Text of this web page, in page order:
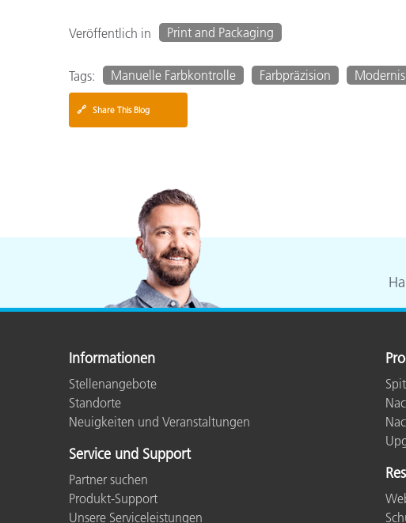
Veröffentlich in Print and Packaging
Tags: Manuelle Farbkontrolle Farbpräzision
🔗 Share This Blog
Informationen
Stellenangebote
Standorte
Neuigkeiten und Veranstaltungen
Service und Support
Partner suchen
Produkt-Support
Unsere Serviceleistungen